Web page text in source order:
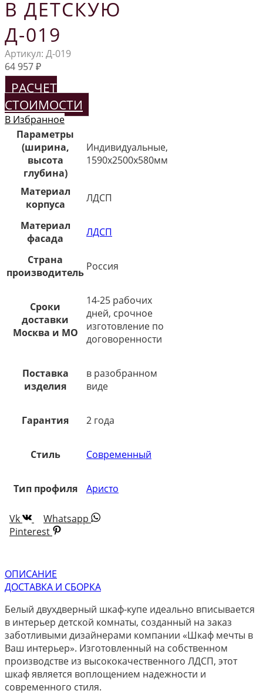
В ДЕТСКУЮ
Д-019
Артикул: Д-019
64 957₽
РАСЧЕТ
СТОИМОСТИ
В Избранное
Параметры
(ширина,
высота
глубина)
Индивидуальные,
1590х2500х580мм
Материал
корпуса
ЛДСП
Материал
фасада
ЛДСП
Страна
производитель Россия
Сроки
доставки
Москва и МО
14-25 рабочих
дней, срочное
изготовление по
договоренности
Поставка
изделия
в разобранном
виде
Гарантия 2 года
Стиль Современный
Тип профиля Аристо
Vk
Whatsapp
Pinterest
ОПИСАНИЕ
ДОСТАВКА И СБОРКА
Белый двухдверный шкаф-купе идеально вписывается
в интерьер детской комнаты, созданный на заказ
заботливыми дизайнерами компании «Шкаф мечты в
Ваш интерьер». Изготовленный на собственном
производстве из высококачественного ЛДСП, этот
шкаф является воплощением надежности и
современного стиля.